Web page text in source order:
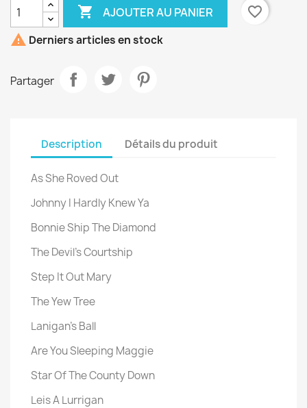
 AJOUTER AU PANIER
favorite_border
 Derniers articles en stock
Partager
Description Détails du produit
As She Roved Out
Johnny I Hardly Knew Ya
Bonnie Ship The Diamond
The Devil's Courtship
Step It Out Mary
The Yew Tree
Lanigan's Ball
Are You Sleeping Maggie
Star Of The County Down
Leis A Lurrigan